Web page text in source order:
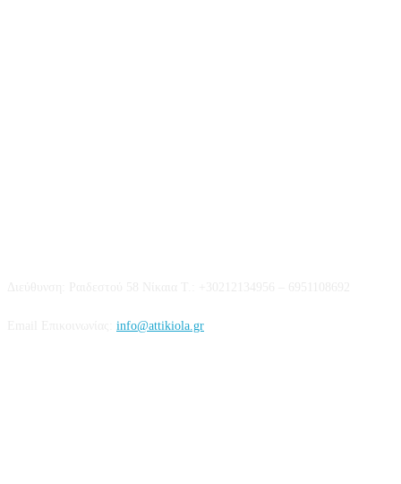
info@attikiola.gr